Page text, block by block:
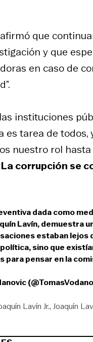
que
y que
en caso de
instituciones
es tarea de
nuestro rol
La corrupción se
dada como
Lavín, demuestra
estaban lejos
sino que
para pensar en la
Lavín Jr. Joaquín